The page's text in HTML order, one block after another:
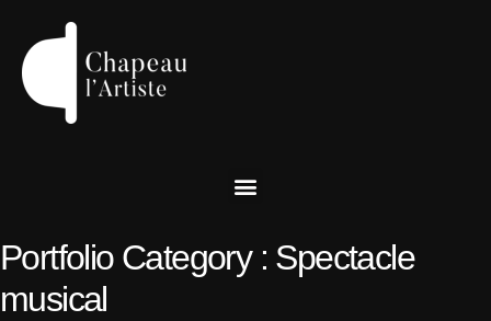
Portfolio Category : Spectacle
musical